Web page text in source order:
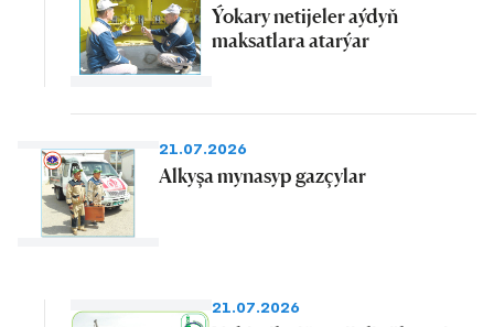
Ýokary netijeler aýdyň
maksatlara atarýar
21.07.2026
Alkyşa mynasyp gazçylar
21.07.2026